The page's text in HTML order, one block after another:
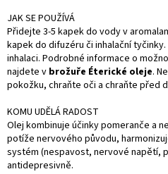
JAK SE POUŽÍVÁ
Přidejte 3-5 kapek do vody v
kapek do difuzéru či inhalační
inhalaci. Podrobné informace o
najdete v brožuře Éterické oleje.
pokožku, chraňte oči a chraňte před
KOMU UDĚLÁ RADOST
Olej kombinuje účinky pomeranče a
potíže nervového původu,
systém (nespavost, nervové napětí,
antidepresivně.